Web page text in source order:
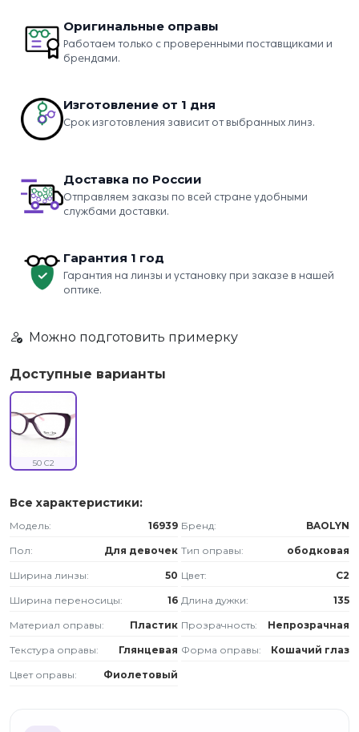
Оригинальные оправы
Работаем только с проверенными поставщиками и
брендами.
Изготовление от 1 дня
Срок изготовления зависит от выбранных линз.
Доставка по России
Отправляем заказы по всей стране удобными
службами доставки.
Гарантия 1 год
Гарантия на линзы и установку при заказе в нашей
оптике.
Можно подготовить примерку
Доступные варианты
50 C2
Все характеристики:
Модель: 16939 Бренд: BAOLYN
Пол: Для девочек Тип оправы: ободковая
Ширина линзы: 50 Цвет: C2
Ширина переносицы: 16 Длина дужки: 135
Материал оправы: Пластик Прозрачность: Непрозрачная
Текстура оправы: Глянцевая Форма оправы: Кошачий глаз
Цвет оправы: Фиолетовый